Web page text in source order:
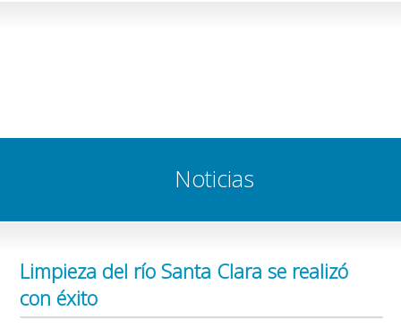
Noticias
Limpieza del río Santa Clara se realizó
con éxito